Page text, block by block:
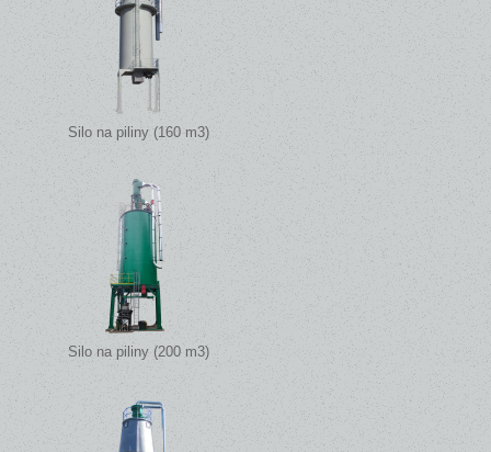
Silo na piliny (160 m3)
Silo na piliny (200 m3)